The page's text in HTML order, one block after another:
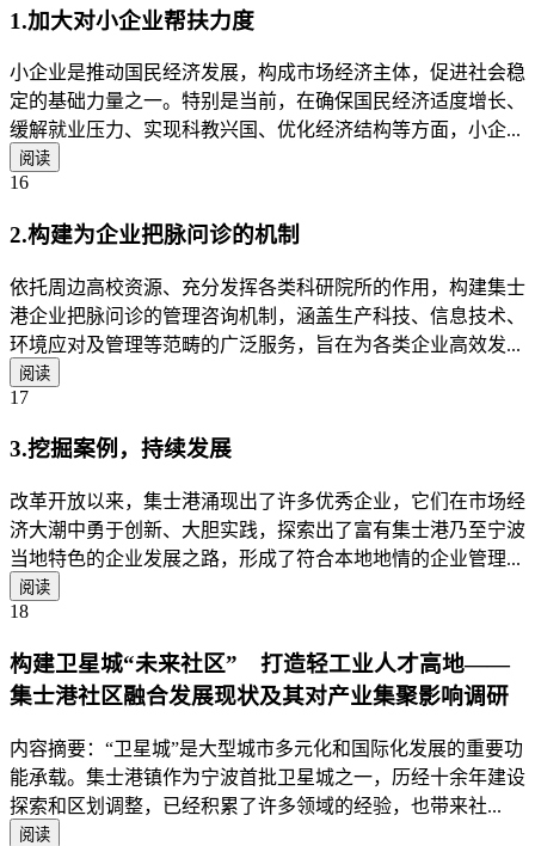
1.加大对小企业帮扶力度
小企业是推动国民经济发展，构成市场经济主体，促进社会稳
定的基础力量之一。特别是当前，在确保国民经济适度增长、
缓解就业压力、实现科教兴国、优化经济结构等方面，小企...
阅读
16
2.构建为企业把脉问诊的机制
依托周边高校资源、充分发挥各类科研院所的作用，构建集士
港企业把脉问诊的管理咨询机制，涵盖生产科技、信息技术、
环境应对及管理等范畴的广泛服务，旨在为各类企业高效发...
阅读
17
3.挖掘案例，持续发展
改革开放以来，集士港涌现出了许多优秀企业，它们在市场经
济大潮中勇于创新、大胆实践，探索出了富有集士港乃至宁波
当地特色的企业发展之路，形成了符合本地地情的企业管理...
阅读
18
构建卫星城“未来社区” 打造轻工业人才高地——
集士港社区融合发展现状及其对产业集聚影响调研
内容摘要：“卫星城”是大型城市多元化和国际化发展的重要功
能承载。集士港镇作为宁波首批卫星城之一，历经十余年建设
探索和区划调整，已经积累了许多领域的经验，也带来社...
阅读